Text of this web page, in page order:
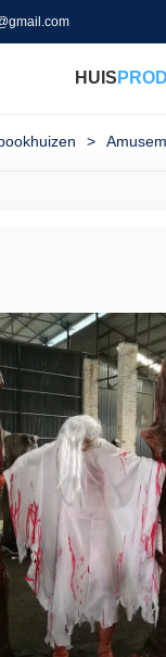
HUIS
>